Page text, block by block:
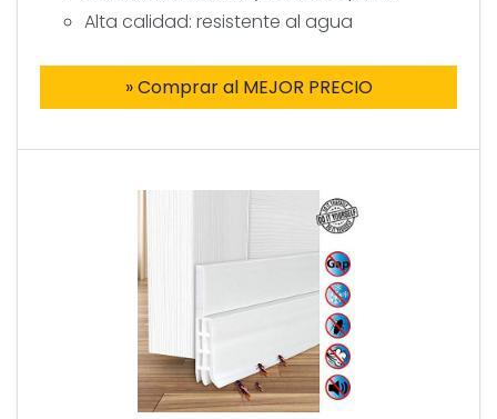
Alta calidad: resistente al agua
» Comprar al MEJOR PRECIO